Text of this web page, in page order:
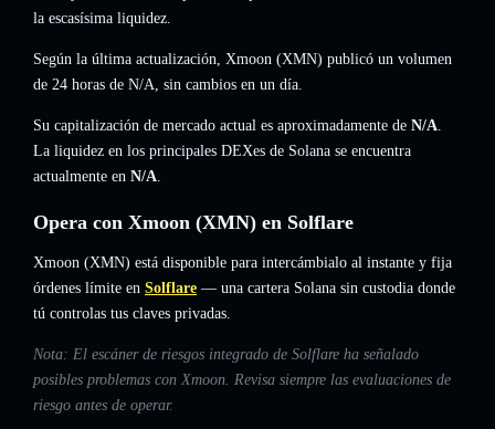
la escasísima liquidez.
Según la última actualización, Xmoon (XMN) publicó un volumen
de 24 horas de N/A, sin cambios en un día.
Su capitalización de mercado actual es aproximadamente de N/A.
La liquidez en los principales DEXes de Solana se encuentra
actualmente en N/A.
Opera con Xmoon (XMN) en Solflare
Xmoon (XMN) está disponible para intercámbialo al instante y fija
órdenes límite en Solflare — una cartera Solana sin custodia donde
tú controlas tus claves privadas.
Nota: El escáner de riesgos integrado de Solflare ha señalado
posibles problemas con Xmoon. Revisa siempre las evaluaciones de
riesgo antes de operar.